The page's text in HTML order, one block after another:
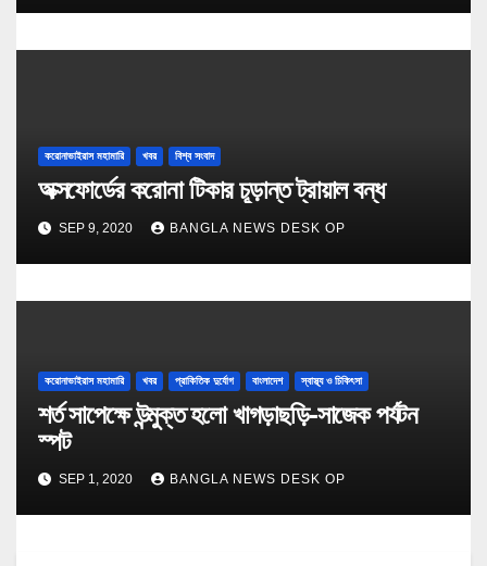
করোনাভাইরাস মহামারি খবর বিশ্ব সংবাদ
অক্সফোর্ডের করোনা টিকার চূড়ান্ত ট্রায়াল বন্ধ
SEP 9, 2020 BANGLA NEWS DESK OP
করোনাভাইরাস মহামারি খবর প্রাকিতিক দুর্যোগ বাংলাদেশ স্বাস্থ্য ও চিকিৎসা
শর্ত সাপেক্ষে উন্মুক্ত হলো খাগড়াছড়ি-সাজেক পর্যটন
স্পট
SEP 1, 2020 BANGLA NEWS DESK OP